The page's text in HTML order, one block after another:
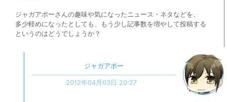
ジャガアポーさんの趣味や気になったニュース・ネタなどを、
多少軽めになったとしても、もう少し記事数を増やして投稿する
というのはどうでしょうか？
ジャガアポー
2012年04月03日 20:27